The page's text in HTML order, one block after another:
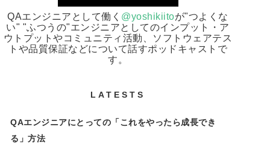
QAエンジニアとして働く @yoshikiitoが"つよくな
い" "ふつうの"エンジニアとしてのインプット・ア
ウトプットやコミュニティ活動、ソフトウェアテス
トや品質保証などについて話すポッドキャストで
す。
LATESTS
QAエンジニアにとっての「これをやったら成長でき
る」方法